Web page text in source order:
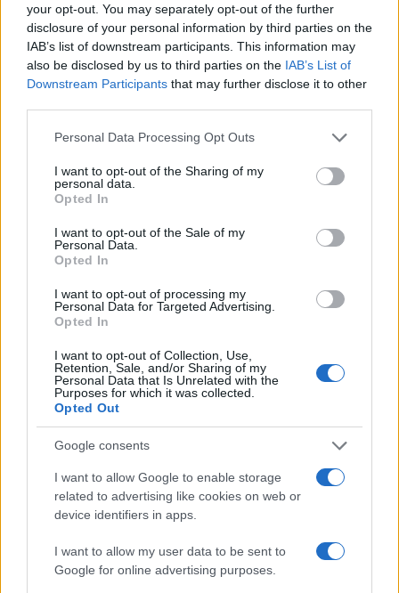
your opt-out. You may separately opt-out of the further
disclosure of your personal information by third parties on the
IAB’s list of downstream participants. This information may
also be disclosed by us to third parties on the IAB’s List of
Downstream Participants that may further disclose it to other
Please note that this website/app uses one or more Google
not limited to your visit or usage behaviour. You may click to
grant or deny consent to Google and its third-party tags to
use your data for below specified purposes in below Google
consent section.
Personal Data Processing Opt Outs
I want to opt-out of the Sharing of my
personal data.
Opted In
I want to opt-out of the Sale of my
Personal Data.
Opted In
I want to opt-out of processing my
Personal Data for Targeted Advertising.
Opted In
I want to opt-out of Collection, Use,
Retention, Sale, and/or Sharing of my
Personal Data that Is Unrelated with the
Purposes for which it was collected.
Opted Out
Google consents
I want to allow Google to enable storage
related to advertising like cookies on web or
device identifiers in apps.
I want to allow my user data to be sent to
Google for online advertising purposes.
Share:
Ακολουθήστε το Νewsit.gr στοGoogle Newsκαι
ενημερωθείτε πρώτοι για όλη την ειδησεογραφία και τα
Έφυγαν οι συνεργάτες, μένει η Μαρία
Καρυστιανού - Η επόμενη μέρα για την
Στη Βρετανία στελέχη του ελληνικού FBI
για να παραλάβουν την 46χρονη για την
θα ακολουθηθεί
Ψάθα: «Δεν υπήρξε τεχνικό πρόβλημα με
τα δύο ελικόπτερα» κατέθεσαν ο Βρετανός
χειριστής και ο Έλληνας διερμηνέας
«Βαριά καμπάνα» στον 27χρονο τράπερ
δρόμο με όριο τα 80
Μητσοτάκης στην υπογραφή συμφωνίας
για την ηλεκτρική διασύνδεση Ελλάδας –
Κύπρου: «Ισχυρή ψήφος εμπιστοσύνης» η
είσοδος της Meridiam στην GSI